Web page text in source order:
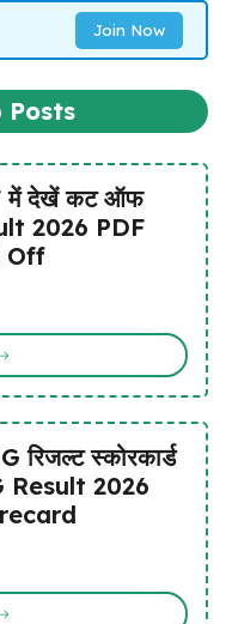
Join Now
Posts
में देखें कट ऑफ
2026 PDF
Off
स्कोरकार्ड
Result 2026